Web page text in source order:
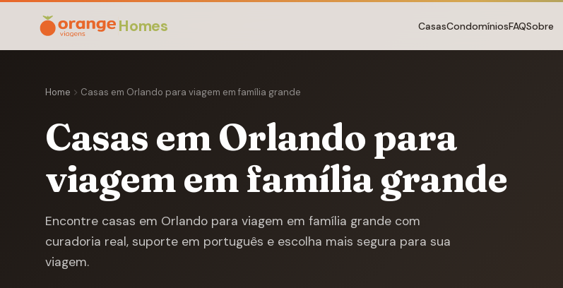
Homes CasasCondomíniosFAQSobre
Home Casas em Orlando para viagem em família grande
Casas em Orlando para
viagem em família grande
Encontre casas em Orlando para viagem em família grande com
curadoria real, suporte em português e escolha mais segura para sua
viagem.